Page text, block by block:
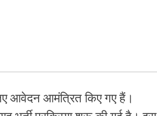
आवेदन आमंत्रित किए गए हैं।